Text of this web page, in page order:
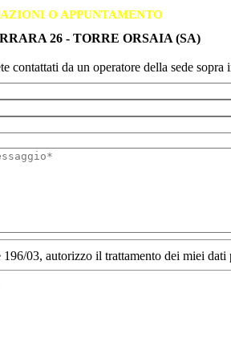
O APPUNTAMENTO
26 - TORRE ORSAIA (SA)
contattati da un operatore della sede sopra
196/03, autorizzo il trattamento dei miei